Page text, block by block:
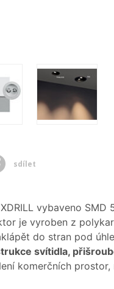
sdílet
vybaveno
je vyroben z
do stran pod
svítidla,
komerčních